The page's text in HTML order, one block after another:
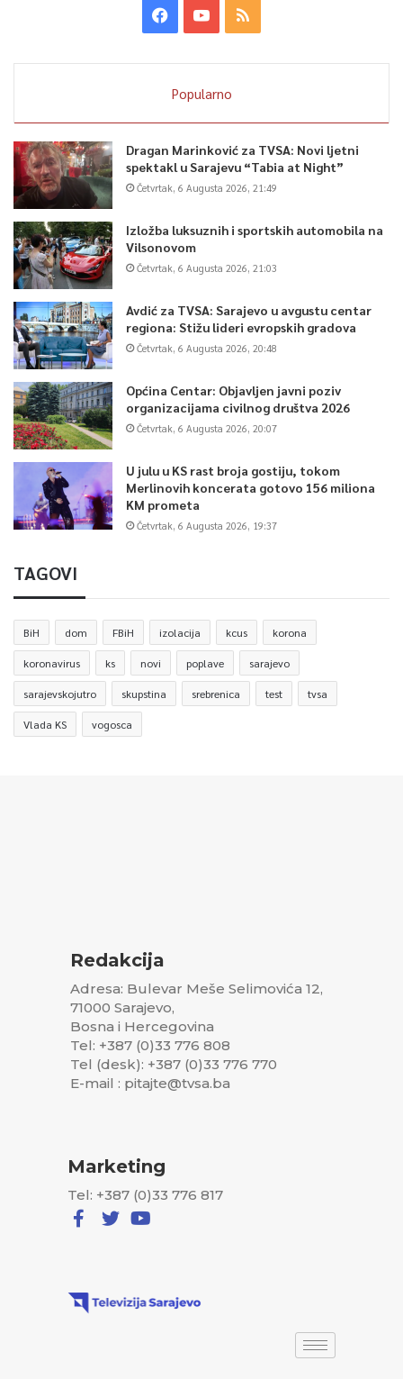
Popularno
Dragan Marinković za TVSA: Novi ljetni
spektakl u Sarajevu “Tabia at Night”
Četvrtak, 6 Augusta 2026, 21:49
Izložba luksuznih i sportskih automobila na
Vilsonovom
Četvrtak, 6 Augusta 2026, 21:03
Avdić za TVSA: Sarajevo u avgustu centar
regiona: Stižu lideri evropskih gradova
Četvrtak, 6 Augusta 2026, 20:48
Općina Centar: Objavljen javni poziv
organizacijama civilnog društva 2026
Četvrtak, 6 Augusta 2026, 20:07
U julu u KS rast broja gostiju, tokom
Merlinovih koncerata gotovo 156 miliona
KM prometa
Četvrtak, 6 Augusta 2026, 19:37
TAGOVI
BiH dom FBiH izolacija kcus korona
koronavirus ks novi poplave sarajevo
sarajevskojutro skupstina srebrenica test tvsa
Vlada KS vogosca
Redakcija
Adresa: Bulevar Meše Selimovića 12,
71000 Sarajevo,
Bosna i Hercegovina
Tel: +387 (0)33 776 808
Tel (desk): +387 (0)33 776 770
E-mail : pitajte@tvsa.ba
Marketing
Tel: +387 (0)33 776 817